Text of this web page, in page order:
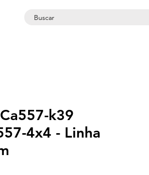
k39
4x4 - Linha